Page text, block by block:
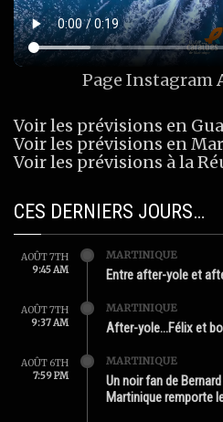
Page Instagram
Voir les prévisions en
Voir les prévisions en
Voir les prévisions à la
CES DERNIERS JOURS…
AOÛT 7TH
9:45 AM
MARTINIQUE
Entre after-yole et
AOÛT 7TH
9:37 AM
MARTINIQUE
After-yole…Félix et
AOÛT 6TH
7:59 PM
MARTINIQUE
Un noir fan de
Martinique remporte